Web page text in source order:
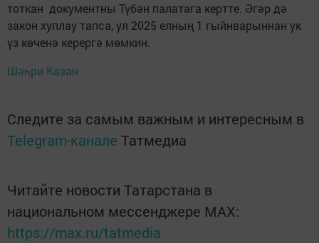
тоткан документны Түбән палатага кертте. Әгәр дә
закон хуплау тапса, ул 2025 елның 1 гыйнварыннан ук
үз көченә керергә мөмкин.
Шәһри Казан
Следите за самым важным и интересным в
Telegram-канале Татмедиа
Читайте новости Татарстана в
национальном мессенджере MАХ:
https://max.ru/tatmedia